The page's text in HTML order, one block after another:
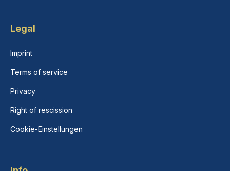
Legal
Imprint
Terms of service
Privacy
Right of rescission
Cookie-Einstellungen